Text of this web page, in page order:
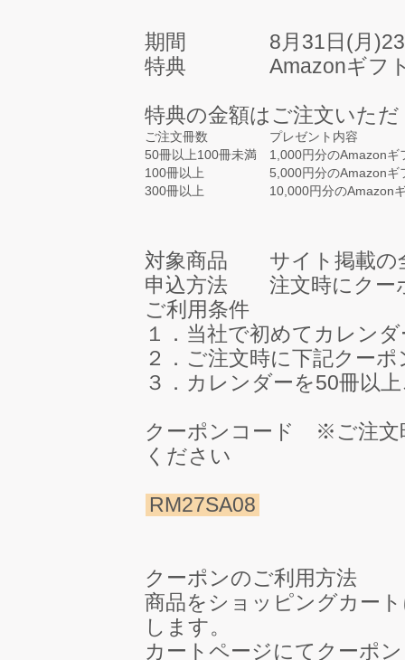
期間 8月31日(月
特典 Amazonギフト券
特典の金額はご注文いた
ご注文冊数
プレゼント内容
50冊以上100冊未満 1,000円分のAmazonギ
100冊以上
5,000円分のAmazonギ
300冊以上
10,000円分のAmazon
対象商品 サイト掲載の
申込方法 注文時にクー
ご利用条件
１．当社で初めてカレン
２．ご注文時に下記クー
３．カレンダーを50冊以
クーポンコード ※ご注文
ください
RM27SA08
クーポンのご利用方法
商品をショッピングカー
します。
カートページにてクーポ